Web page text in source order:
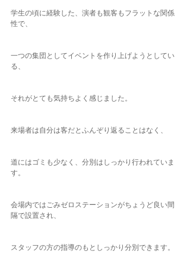
学生の頃に経験した、演者も観客もフラットな関係
性で、
一つの集団としてイベントを作り上げようとしてい
る、
それがとても気持ちよく感じました。
来場者は自分は客だとふんぞり返ることはなく、
道にはゴミも少なく、分別はしっかり行われていま
す。
会場内ではごみゼロステーションがちょうど良い間
隔で設置され、
スタッフの方の指導のもとしっかり分別できます。